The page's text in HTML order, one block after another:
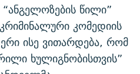
წილი”
კომედიის
ისე ვითარდება, რომ
ხულიგნობისთვის”